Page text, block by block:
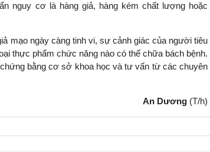
nguy cơ là hàng giả, hàng kém chất lượng hoặc
mạo ngày càng tinh vi, sự cảnh giác của người tiêu
thực phẩm chức năng nào có thể chữa bách bệnh.
bằng cơ sở khoa học và tư vấn từ các chuyên
An Dương (T/h)